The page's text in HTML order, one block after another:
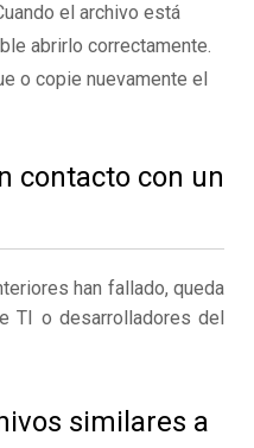
el archivo está
abrirlo correctamente.
o copie nuevamente el
contacto con un
han fallado, queda
TI o desarrolladores del
similares a